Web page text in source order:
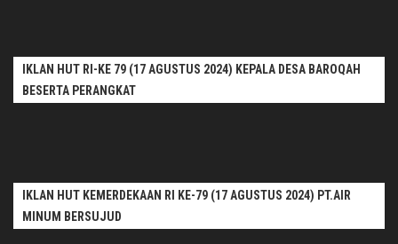
IKLAN HUT RI-KE 79 (17 AGUSTUS 2024) KEPALA DESA BAROQAH
BESERTA PERANGKAT
IKLAN HUT KEMERDEKAAN RI KE-79 (17 AGUSTUS 2024) PT.AIR
MINUM BERSUJUD